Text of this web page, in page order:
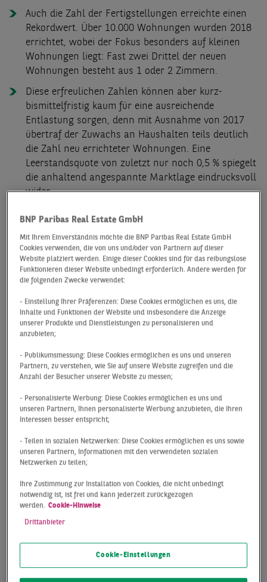
Auch die Zahl der Fertigstellungen erreichte einen
Rekordwert. Über 10.000 Wohnungen wurden 2018
errichtet, wobei der Fokus besonders auf kleinen
Wohnungen liegt: Fast zwei Drittel der neuen
Wohnungen besteht aus 1 oder 2 Zimmern.
Diese erfreulichen Zahlen können aber kurz-
bismittelfristig kaum für eine ausreichende
Entlastung sorgen, denn mit Ausnahme von 2017
übertraf der Zuwachs an Haushalten teils deutlich
die Zahl neu errichteter Wohnungen. Eine
Leerstandsquote von zuletzt nur noch 0,5 % spiegelt
die anhaltend angespannte Marktlage eindrucksvoll
wider.
Weitere Bauvorhaben sind notwendig, und in der Tat
vielen kleineren Bauten, zu denen oftmals
Ersatzneubauten oder Nachverdichtungen in
etablierten Wohnsiedlungen zählen, finden sich im
Stadtgebiet zahlreiche großvolumigere Projekte
(bspw. Neue
Mitte Altona), die schon weiter fortgeschritten sind.
Zudem befinden sich verschiedene Großprojekte in
Brauerei, Rathausviertel in Wilhelmsburg oder der
neue Stadtteil Grasbrook), die perspektivisch
BNP Paribas Real Estate GmbH
Mit Ihrem Einverständnis möchte die BNP Paribas Real Estate GmbH
Cookies verwenden, die von uns und/oder von Partnern auf dieser
Website platziert werden. Einige dieser Cookies sind für das reibungslose
Funktionieren dieser Website unbedingt erforderlich. Andere werden für
die folgenden Zwecke verwendet:
- Einstellung Ihrer Präferenzen: Diese Cookies ermöglichen es uns, die
Inhalte und Funktionen der Website und insbesondere die Anzeige
unserer Produkte und Dienstleistungen zu personalisieren und
anzubieten;
- Publikumsmessung: Diese Cookies ermöglichen es uns und unseren
Partnern, zu verstehen, wie Sie auf unsere Website zugreifen und die
Anzahl der Besucher unserer Website zu messen;
- Personalisierte Werbung: Diese Cookies ermöglichen es uns und
unseren Partnern, Ihnen personalisierte Werbung anzubieten, die Ihren
Interessen besser entspricht;
- Teilen in sozialen Netzwerken: Diese Cookies ermöglichen es uns sowie
unseren Partnern, Informationen mit den verwendeten sozialen
Netzwerken zu teilen;
Ihre Zustimmung zur Installation von Cookies, die nicht unbedingt
notwendig ist, ist frei und kann jederzeit zurückgezogen
werden. Cookie-Hinweise
Drittanbieter
Cookie-Einstellungen